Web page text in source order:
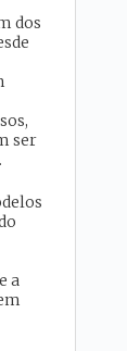
dos
ser
a